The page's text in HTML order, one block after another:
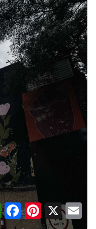
WhatsAppFacebookPinterest
X